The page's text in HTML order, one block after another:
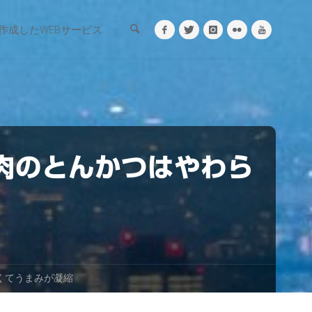
成したWEBサービス
のとんかつはやわら
てうまみが凝縮